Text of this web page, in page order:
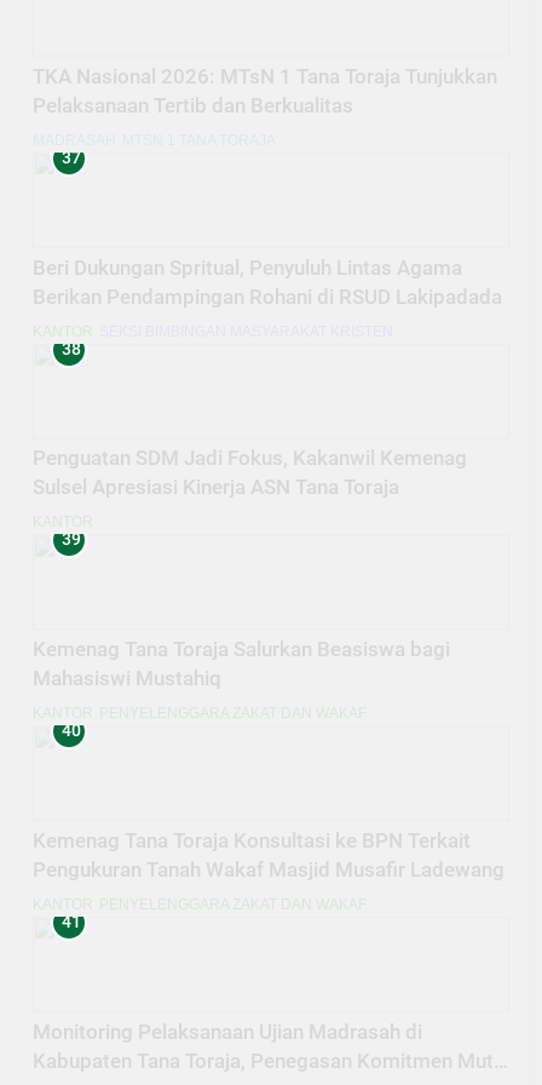
TKA Nasional 2026: MTsN 1 Tana Toraja Tunjukkan
Pelaksanaan Tertib dan Berkualitas
37
Beri Dukungan Spritual, Penyuluh Lintas Agama
Berikan Pendampingan Rohani di RSUD Lakipadada
KANTOR
38
Penguatan SDM Jadi Fokus, Kakanwil Kemenag
Sulsel Apresiasi Kinerja ASN Tana Toraja
KANTOR
39
Kemenag Tana Toraja Salurkan Beasiswa bagi
Mahasiswi Mustahiq
KANTOR PENYELENGGARA ZAKAT DAN WAKAF
40
Kemenag Tana Toraja Konsultasi ke BPN Terkait
Pengukuran Tanah Wakaf Masjid Musafir Ladewang
KANTOR PENYELENGGARA ZAKAT DAN WAKAF
41
Monitoring Pelaksanaan Ujian Madrasah di
Kabupaten Tana Toraja, Penegasan Komitmen Mutu